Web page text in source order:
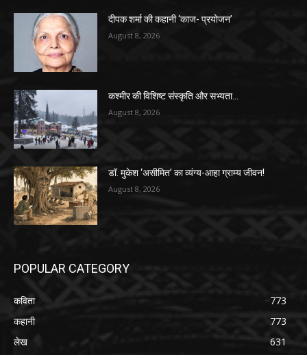
दीपक शर्मा की कहानी ‘काज- प्रयोजन’
August 8, 2026
कश्मीर की विशिष्ट संस्कृति और सभ्यता…
August 8, 2026
डॉ. मुकेश ‘असीमित’ का व्यंग्य-आहा ग्राम्य जीवन!
August 8, 2026
POPULAR CATEGORY
कविता
773
कहानी
773
लेख
631